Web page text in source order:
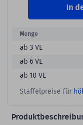
In
Menge
ab 3 VE
ab 6 VE
ab 10 VE
Staffelpreise für